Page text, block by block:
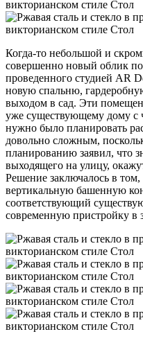
Когда-то небольшой и
совершенно новый облик
проведенного студией AR
новую спальню,
выходом в сад. Эти
уже существующему дому с
нужно было планировать
довольно сложным,
планированию заявил, что
выходящего на улицу,
Решение заключалось в том,
вертикальную башенную
соответствующий
современную пристройку в